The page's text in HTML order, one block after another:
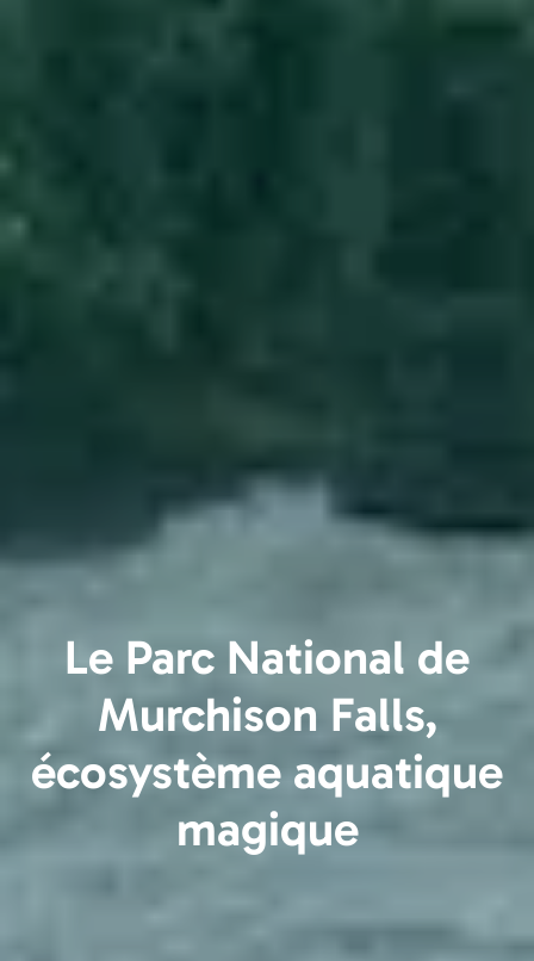
Le Parc National de
Murchison Falls,
écosystème aquatique
magique